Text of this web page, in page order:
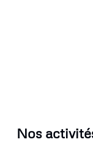
Nos